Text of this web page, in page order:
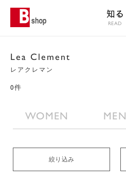
知る
READ
Lea Clement
レアクレマン
0件
WOMEN MEN
絞り込み